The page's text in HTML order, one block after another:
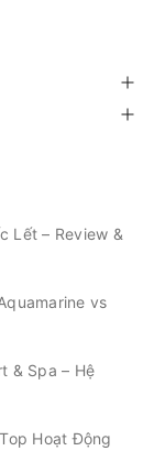
Lết – Review &
vs
& Spa – Hệ
Hoạt Động